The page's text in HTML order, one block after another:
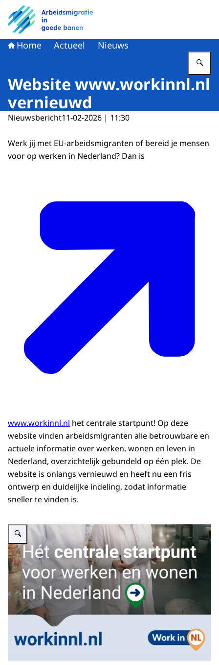
Naar de homepage van Arbeidsmigratie in goede banen
Home Actueel Nieuws
Website www.workinnl.nl
vernieuwd
Nieuwsbericht11-02-2026 | 11:30
Werk jij met EU-arbeidsmigranten of bereid je mensen
voor op werken in Nederland? Dan is
www.workinnl.nl het centrale startpunt! Op deze
website vinden arbeidsmigranten alle betrouwbare en
actuele informatie over werken, wonen en leven in
Nederland, overzichtelijk gebundeld op één plek. De
website is onlangs vernieuwd en heeft nu een fris
ontwerp en duidelijke indeling, zodat informatie
sneller te vinden is.
Vergroot afbeelding Afbeelding van Work in NL met daarop het logo, de